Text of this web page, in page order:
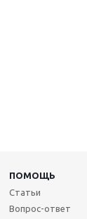
ПОМОЩЬ
Статьи
Вопрос-ответ